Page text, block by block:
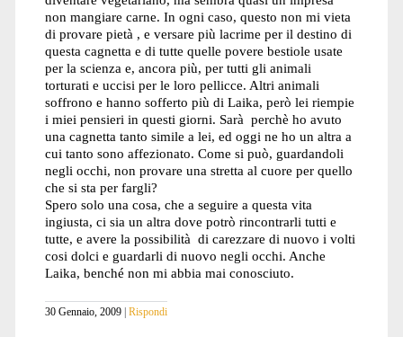
non mangiare carne. In ogni caso, questo non mi vieta
di provare pietà , e versare più lacrime per il destino di
questa cagnetta e di tutte quelle povere bestiole usate
per la scienza e, ancora più, per tutti gli animali
torturati e uccisi per le loro pellicce. Altri animali
soffrono e hanno sofferto più di Laika, però lei riempie
i miei pensieri in questi giorni. Sarà perchè ho avuto
una cagnetta tanto simile a lei, ed oggi ne ho un altra a
cui tanto sono affezionato. Come si può, guardandoli
negli occhi, non provare una stretta al cuore per quello
che si sta per fargli?
Spero solo una cosa, che a seguire a questa vita
ingiusta, ci sia un altra dove potrò rincontrarli tutti e
tutte, e avere la possibilità di carezzare di nuovo i volti
cosi dolci e guardarli di nuovo negli occhi. Anche
Laika, benché non mi abbia mai conosciuto.
30 Gennaio, 2009 Rispondi